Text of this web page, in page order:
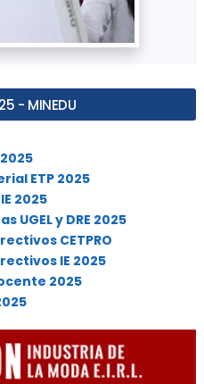
- MINEDU
ETP 2025
2025
UGEL y DRE 2025
CETPRO
IE 2025
2025